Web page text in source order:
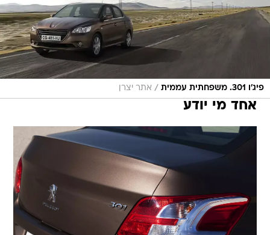
פיג'ו 301. משפחתית עממית / אתר יצרן
אחד מי יודע